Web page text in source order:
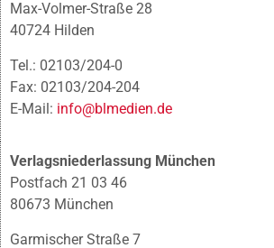
Max-Volmer-Straße 28
40724 Hilden
Tel.: 02103/204-0
Fax: 02103/204-204
E-Mail: info@blmedien.de
Verlagsniederlassung München
Postfach 21 03 46
80673 München
Garmischer Straße 7